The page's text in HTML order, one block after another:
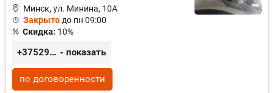
Минск, ул. Минина, 10А
Закрыто до пн 09:00
Скидка: 10%
+375296781188 - показать
по договоренности